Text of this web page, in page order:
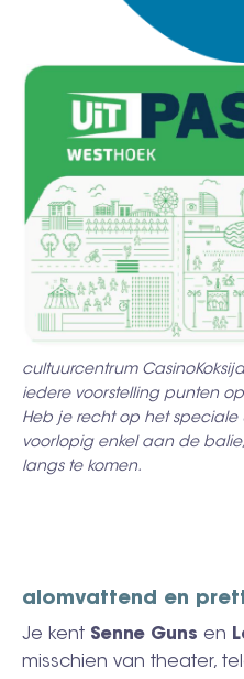
cultuurcentrum
iedere voorstelling punten
Heb je recht op het speciale
voorlopig enkel aan de
langs te komen.
alomvattend en
Je kent Senne Guns en
misschien van theater,